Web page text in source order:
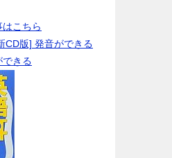
こちら
CD版] 発音ができる
できる